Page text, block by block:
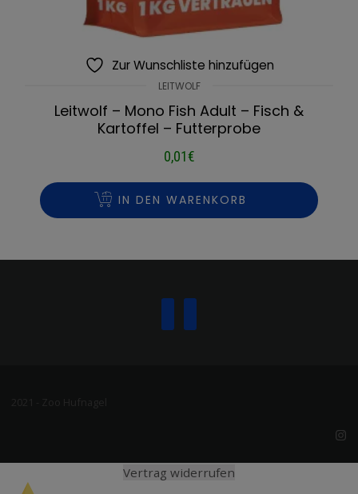
Zur Wunschliste hinzufügen
LEITWOLF
Leitwolf – Mono Fish Adult – Fisch &
Kartoffel – Futterprobe
0,01€
IN DEN WARENKORB
Vertrag widerrufen